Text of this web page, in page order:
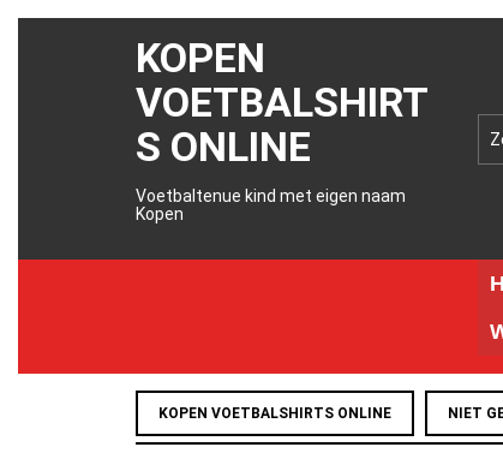
KOPEN
VOETBALSHIRT
S ONLINE
Voetbaltenue kind met eigen naam
Kopen
KOPEN VOETBALSHIRTS ONLINE NIET